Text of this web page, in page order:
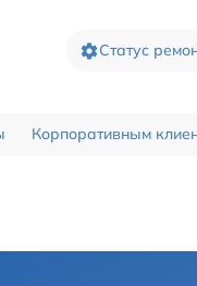
Статус
Корпоративным